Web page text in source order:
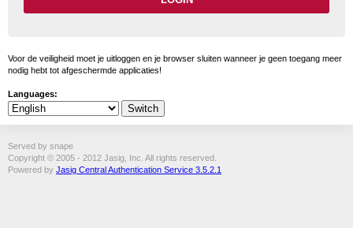
Voor de veiligheid moet je uitloggen en je browser sluiten wanneer je geen toegang meer
nodig hebt tot afgeschermde applicaties!
Languages:
Served by snape
Copyright © 2005 - 2012 Jasig, Inc. All rights reserved.
Powered by Jasig Central Authentication Service 3.5.2.1